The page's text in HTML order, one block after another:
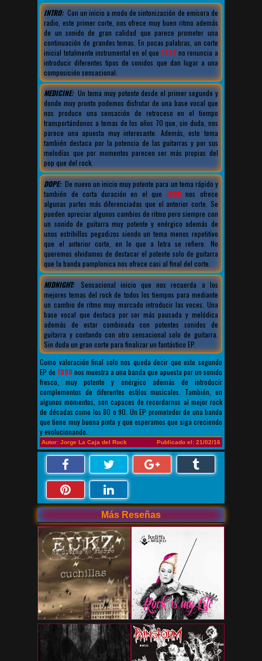
INTRO: Con un inicio a modo de sintonización de emisora de
radio, este primer corte, nos ofrece muy buen ritmo además
de un sonido de gran calidad que parece prometer una
continuación de grandes temas. En pocas palabras, un corte
inicial totalmente instrumental en el que 1990 no renuncia a
introducir diferentes tipos de sonidos que dan lugar a una
composición sensacional.
MEDICINE: Un tema muy potente desde el primer segundo y
donde muy pronto podemos disfrutar de una base vocal que
nos produce una sensación de retroceso en el tiempo
transportándonos a temas de los años 70 que, sin duda, nos
parece una apuesta muy interesante. Además, este tema
también destaca por la potencia de las guitarras y por sus
melodías que por momentos parecen ser más propias del
pop que del rock.
DOPE: De nuevo un inicio muy potente para un tema rápido y
también de corta duración en el que1990 nos ofrece
algunas partes más diferenciadas que el anterior corte. Se
pueden apreciar algunos cambios de ritmo pero siempre con
un sonido de guitarra muy potente y enérgico además de
unos estribillos pegadizos siendo un tema menos repetitivo
que el anterior corte, en lo que a letra se refiere. No
queremos olvidamos de destacar el potente solo de guitarra
que la banda pamplonica nos ofrece casi al final del corte.
MIDNIGHT:
Sensacional inicio que nos recuerda a los
mejores temas del rock de todos los tiempos para mediante
un cambio de ritmo muy marcado introducir las voces. Una
base vocal que destaca por ser más pausada y melódica
además de estar combinada con potentes sonidos de
guitarra y contando con otro sensacional solo de guitarra.
Sin duda un gran corte para finalizar un fantástico EP.
Como valoración final solo nos queda decir que este segundo
EP de 1990 nos muestra a una banda que apuesta por un sonido
fresco, muy potente y enérgico además de introducir
complementos de diferentes estilos musicales. También, en
algunos momentos, son capaces de recordarnos al mejor rock
de décadas como los 80 o 90. Un EP prometedor de una banda
que tiene muy buena pinta y que esperamos que siga creciendo
y evolucionando.
Autor: Jorge La Caja del Rock Publicado el: 21/02/16
Más Reseñas